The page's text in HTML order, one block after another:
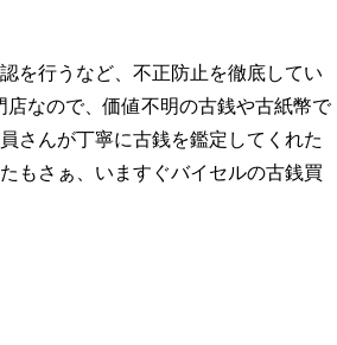
を行うなど、不正防止を徹底してい
店なので、価値不明の古銭や古紙幣で
さんが丁寧に古銭を鑑定してくれた
もさぁ、いますぐバイセルの古銭買